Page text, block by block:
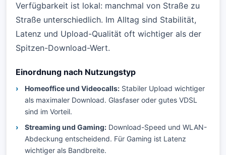
Verfügbarkeit ist lokal: manchmal von Straße zu
Straße unterschiedlich. Im Alltag sind Stabilität,
Latenz und Upload-Qualität oft wichtiger als der
Spitzen-Download-Wert.
Einordnung nach Nutzungstyp
Homeoffice und Videocalls: Stabiler Upload wichtiger
als maximaler Download. Glasfaser oder gutes VDSL
sind im Vorteil.
Streaming und Gaming: Download-Speed und WLAN-
Abdeckung entscheidend. Für Gaming ist Latenz
wichtiger als Bandbreite.